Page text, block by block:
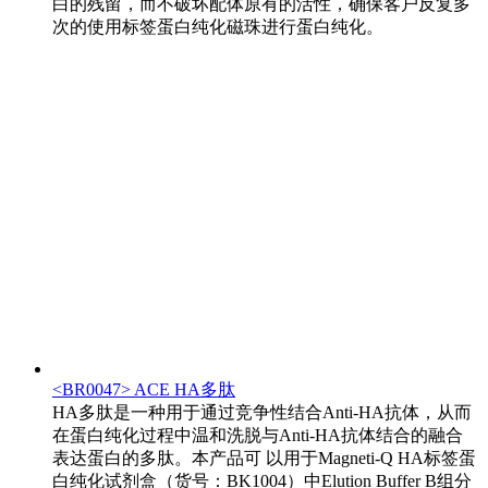
次的使用标签蛋白纯化磁珠进行蛋白纯化。
<BR0047> ACE HA多肽
HA多肽是一种用于通过竞争性结合Anti-HA抗体，从而
在蛋白纯化过程中温和洗脱与Anti-HA抗体结合的融合
表达蛋白的多肽。本产品可 以用于Magneti-Q HA标签蛋
白纯化试剂盒（货号：BK1004）中Elution Buffer B组分